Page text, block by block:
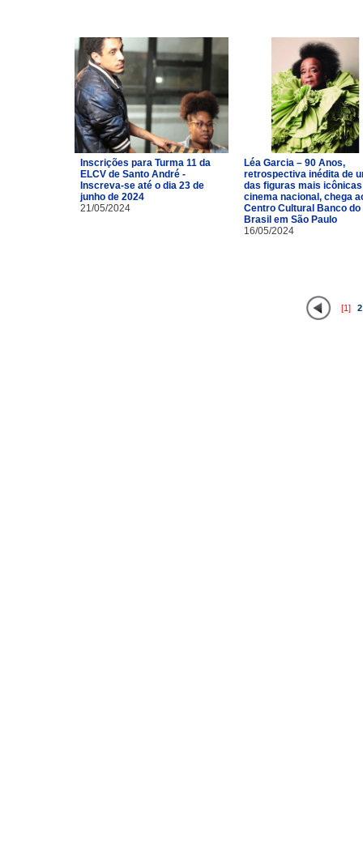
Inscrições para Turma 11 da
ELCV de Santo André -
Inscreva-se até o dia 23 de
junho de 2024
21/05/2024
Léa Garcia – 90 Anos,
retrospectiva inédita de
das figuras mais
cinema nacional, chega
Centro Cultural Banco do
Brasil em São Paulo
16/05/2024
[1] 2